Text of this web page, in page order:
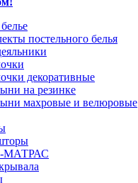
постельного белья
декоративные
на резинке
махровые и велюровые
МАТРАС